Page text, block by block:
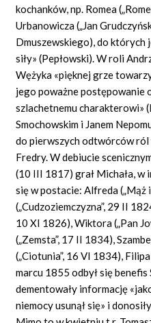
kochanków, np. Romea
Urbanowicza („Jan
Dmuszewskiego), do których
siły» (Pepłowski). W roli
Wężyka «pięknej grze
jego poważne postępowanie
szlachetnemu charakterowi»
Smochowskim i Janem
do pierwszych odtwórców ról
Fredry. W debiucie
(10 III 1817) grał Michała, w
się w postacie: Alfreda („Mąż
(„Cudzoziemczyzna”, 29 II
10 XI 1826), Wiktora („Pan
(„Zemsta”, 17 II 1834),
(„Ciotunia”, 16 VI 1834),
marcu 1855 odbył się
dementowały informację
niemocy usunął się» i